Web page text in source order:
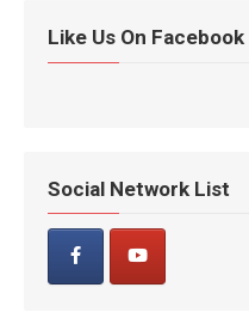
Like Us On Facebook
Social Network List